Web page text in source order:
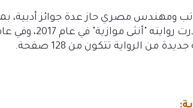
ومهندس مصري حاز عدة جوائز أدبية،
من الرواية تتكون من 128 صفحة.